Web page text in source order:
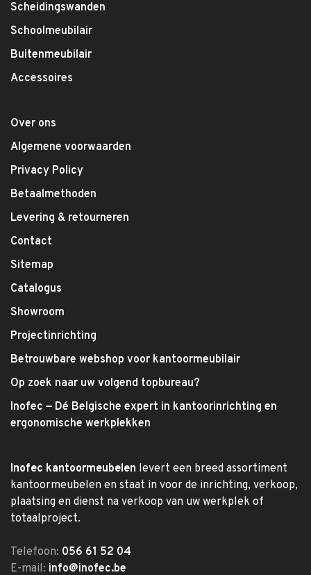
Scheidingswanden
Schoolmeubilair
Buitenmeubilair
Accessoires
Over ons
Algemene voorwaarden
Privacy Policy
Betaalmethoden
Levering & retourneren
Contact
Sitemap
Catalogus
Showroom
Projectinrichting
Betrouwbare webshop voor kantoormeubilair
Op zoek naar uw volgend topbureau?
Inofec — Dé Belgische expert in kantoorinrichting en
ergonomische werkplekken
Inofec kantoormeubelen levert een breed assortiment
kantoormeubelen en staat in voor de inrichting, verkoop,
plaatsing en dienst na verkoop van uw werkplek of
totaalproject.
Telefoon: 056 61 52 04
E-mail: info@inofec.be